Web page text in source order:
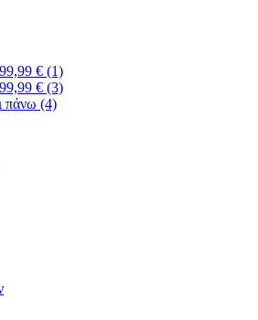
€ (1)
€ (3)
πάνω (4)